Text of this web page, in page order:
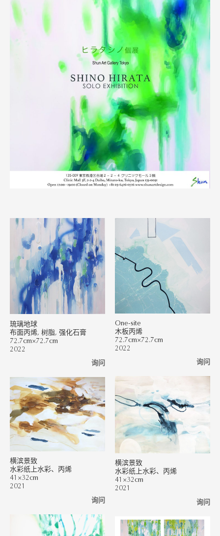
琉璃地球
布面丙烯, 树脂, 强化石膏
72.7cm×72.7cm
2022
询问
One-site
木板丙烯
72.7cm×72.7cm
2022
询问
横滨景致
水彩纸上水彩、丙烯
41×32cm
2021
询问
横滨景致
水彩纸上水彩、丙烯
41×32cm
2021
询问